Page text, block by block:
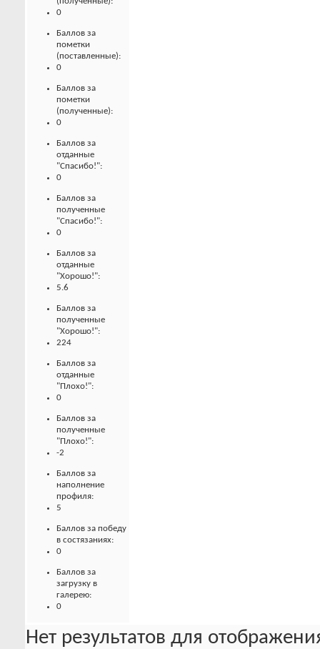
0
Баллов за
пометки
(поставленные):
0
Баллов за
пометки
(полученные):
0
Баллов за
отданные
"Спасибо!":
0
Баллов за
полученные
"Спасибо!":
0
Баллов за
отданные
"Хорошо!":
5.6
Баллов за
полученные
"Хорошо!":
224
Баллов за
отданные
"Плохо!":
0
Баллов за
полученные
"Плохо!":
-2
Баллов за
наполнение
профиля:
5
Баллов за победу
в состязаниях:
0
Баллов за
загрузку в
галерею:
0
Нет результатов для